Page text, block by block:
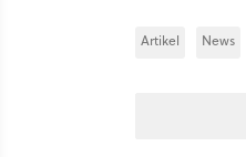
Artikel News